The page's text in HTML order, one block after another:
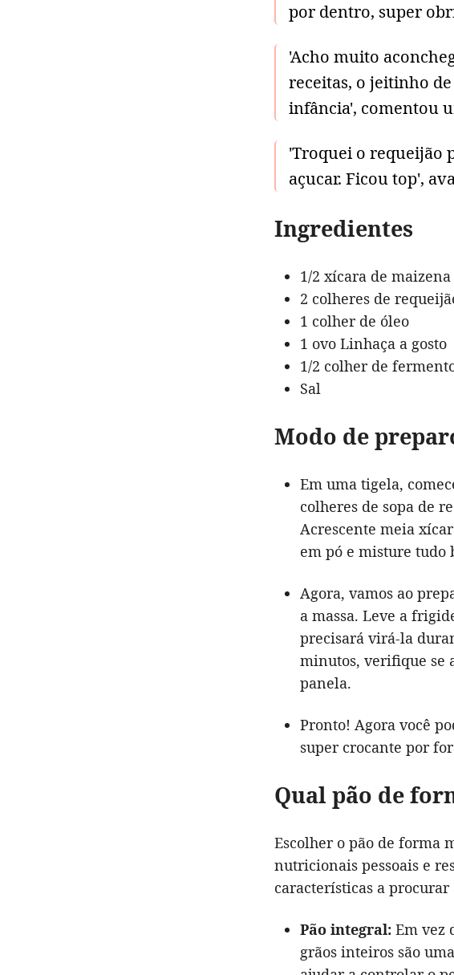
por dentro, super
'Acho muito
receitas, o jeitinho
infância', comentou
'Troquei o requeijão
açucar. Ficou top',
Ingredientes
1/2 xícara de maizena
2 colheres de
1 colher de óleo
1 ovo Linhaça a gosto
1/2 colher de
Sal
Modo de
Em uma tigela,
colheres de sopa de
Acrescente meia
em pó e misture
Agora, vamos ao
a massa. Leve a
precisará virá-la
minutos, verifique se
panela.
Pronto! Agora você
super crocante por
Qual pão de
Escolher o pão de forma
nutricionais pessoais e
características a
Pão integral: Em vez
grãos inteiros são